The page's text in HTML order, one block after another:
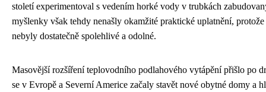
století experimentoval s vedením horké vody v trubkách
myšlenky však tehdy nenašly okamžité praktické uplatnění,
nebyly dostatečně spolehlivé a odolné.
Masovější rozšíření teplovodního podlahového vytápění přišlo po
se v Evropě a Severní Americe začaly stavět nové obytné domy a